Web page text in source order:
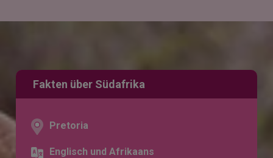
Fakten über Südafrika
Pretoria
Englisch und Afrikaans